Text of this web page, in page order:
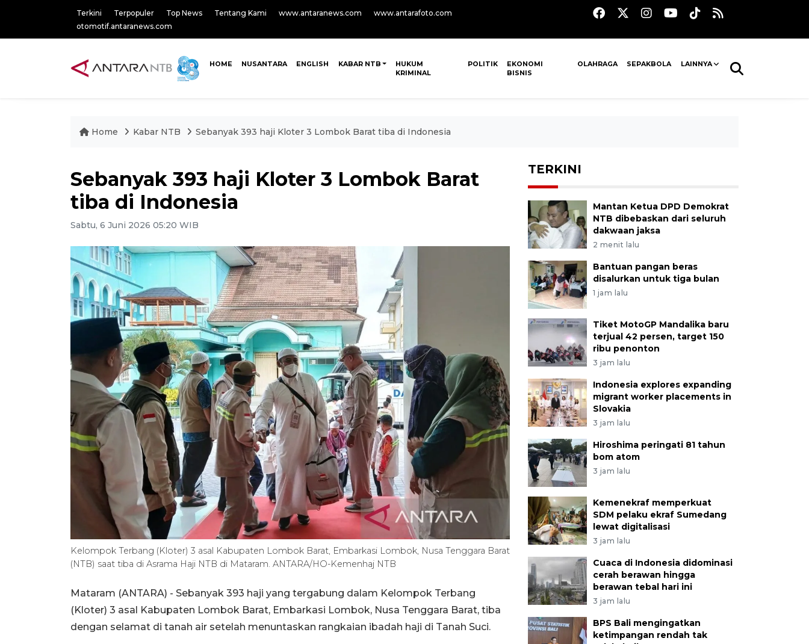
Terkini Terpopuler Top News Tentang Kami www.antaranews.com
www.antarafoto.com
otomotif.antaranews.com
HOME NUSANTARA ENGLISH KABAR NTB
HUKUM
KRIMINAL
POLITIK
EKONOMI
BISNIS
OLAHRAGA SEPAKBOLA LAINNYA
Home Kabar NTB Sebanyak 393 haji Kloter 3 Lombok Barat tiba di Indonesia
Sebanyak 393 haji Kloter 3 Lombok Barat
tiba di Indonesia
Sabtu, 6 Juni 2026 05:20 WIB
Kelompok Terbang (Kloter) 3 asal Kabupaten Lombok Barat, Embarkasi Lombok, Nusa Tenggara Barat
(NTB) saat tiba di Asrama Haji NTB di Mataram. ANTARA/HO-Kemenhaj NTB
Mataram (ANTARA) - Sebanyak 393 haji yang tergabung dalam Kelompok Terbang
(Kloter) 3 asal Kabupaten Lombok Barat, Embarkasi Lombok, Nusa Tenggara Barat, tiba
dengan selamat di tanah air setelah menuntaskan rangkaian ibadah haji di Tanah Suci.
TERKINI
Mantan Ketua DPD Demokrat
NTB dibebaskan dari seluruh
dakwaan jaksa
2 menit lalu
Bantuan pangan beras
disalurkan untuk tiga bulan
1 jam lalu
Tiket MotoGP Mandalika baru
terjual 42 persen, target 150
ribu penonton
3 jam lalu
Indonesia explores expanding
migrant worker placements in
Slovakia
3 jam lalu
Hiroshima peringati 81 tahun
bom atom
3 jam lalu
Kemenekraf memperkuat
SDM pelaku ekraf Sumedang
lewat digitalisasi
3 jam lalu
Cuaca di Indonesia didominasi
cerah berawan hingga
berawan tebal hari ini
3 jam lalu
BPS Bali mengingatkan
ketimpangan rendah tak